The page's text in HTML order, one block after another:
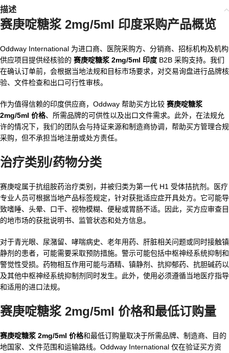
描述
赛庚啶糖浆 2mg/5ml 印度采购产品概览
Oddway International 为进口商、医院采购方、分销商、招标机构及机构
供应项目提供经核验的 赛庚啶糖浆 2mg/5ml 印度 B2B 采购支持。我们
在确认订单前，会根据当地法规和目标市场要求，对交易询盘进行品牌核
验、文件检查和出口可行性审核。
作为值得信赖的印度供应商，Oddway 帮助买方比较 赛庚啶糖浆
2mg/5ml 价格、所需品牌的可供性以及出口文件需求。此外，在法规允
许的情况下，我们的团队会与持证来源和制造商协调，帮助买方管理合规
采购，但不承担当地注册或处方责任。
治疗类别/药物分类
赛庚啶属于抗组胺药治疗类别，并被归类为第一代 H1 受体拮抗剂。医疗
专业人员可根据当地产品标签规定，针对获批适应症开具处方。它可能导
致嗜睡、头晕、口干、视物模糊、便秘或胃肠不适。因此，买方应审查目
的地市场的获批说明书、监管状态和处方信息。
对于青光眼、尿潴留、哮喘病史、老年用药、肝脏相关问题或同时接触镇
静剂的患者，可能需要采取预防措施。警示可能包括中枢神经系统抑制和
警觉性受损。药物相互作用可能与酒精、镇静剂、抗抑郁药、抗胆碱药以
及其他中枢神经系统抑制剂同时发生。此外，使用必须遵循当地医疗指导
和适用的进口法规。
赛庚啶糖浆 2mg/5ml 价格和最低订购量
赛庚啶糖浆 2mg/5ml 价格和最低订购量取决于所需品牌、制造商、目的
地国家、文件范围和运输路线。Oddway International 仅在验证买方资